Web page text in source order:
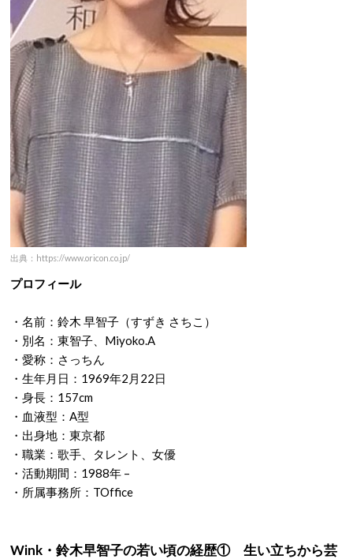
出典：https://www.oricon.co.jp/
プロフィール
・名前：鈴木 早智子（すずき さちこ）
・別名：東智子、Miyoko.A
・愛称：さっちん
・生年月日：1969年2月22日
・身長：157cm
・血液型：A型
・出身地：東京都
・職業：歌手、タレント、女優
・活動期間：1988年 –
・所属事務所：TOffice
Wink・鈴木早智子の若い頃の経歴① 生い立ちから芸